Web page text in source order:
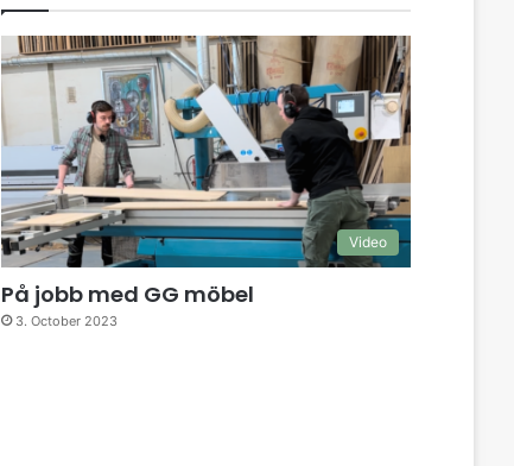
Video
På jobb med GG möbel
3. October 2023